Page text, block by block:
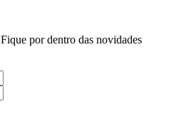
Fique por dentro das novidades